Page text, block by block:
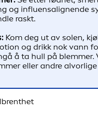
og influensalignende
raskt.
Kom deg ut av solen,
og drikk nok vann
å ta hull på blemmer.
eller andre